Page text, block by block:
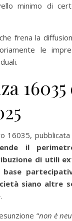
minimo di
frena la
le
16035,
il
di utili
siano altre
.
“non è